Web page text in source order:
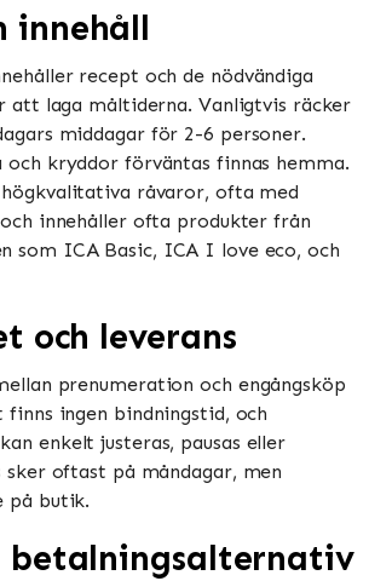
innehåll
recept och de nödvändiga
att laga måltiderna. Vanligtvis räcker
middagar för 2-6 personer.
och kryddor förväntas finnas hemma​​.
råvaror, ofta med
innehåller ofta produkter från
som ICA Basic, ICA I love eco, och
och leverans
prenumeration och engångsköp
finns ingen bindningstid, och
enkelt justeras, pausas eller
sker oftast på måndagar, men
på butik​​​​.
betalningsalternativ